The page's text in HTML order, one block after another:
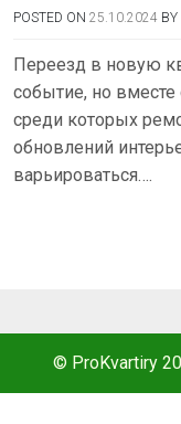
POSTED ON 25.10.2024 BY
Переезд в новую
событие, но
среди которых
обновлений
варьироваться….
© ProKvartiry